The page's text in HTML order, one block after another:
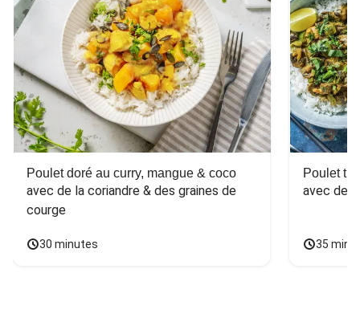
Poulet doré au curry, mangue & coco
avec de la coriandre & des graines de
courge
30 minutes
Poulet
avec des
35